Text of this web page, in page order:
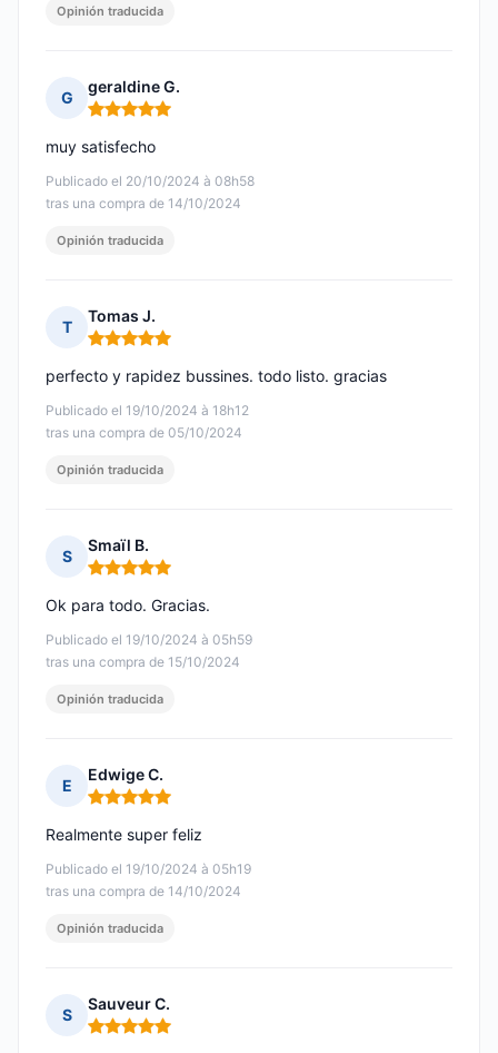
Opinión traducida
G
geraldine G.
Nota: 5 de 5
Publicado el 20/10/2024 à 08h58
tras una compra de 14/10/2024
muy satisfecho
Opinión traducida
T
Tomas J.
Nota: 5 de 5
Publicado el 19/10/2024 à 18h12
tras una compra de 05/10/2024
perfecto y rapidez bussines. todo listo. gracias
Opinión traducida
S
Smaïl B.
Nota: 5 de 5
Publicado el 19/10/2024 à 05h59
tras una compra de 15/10/2024
Ok para todo. Gracias.
Opinión traducida
E
Edwige C.
Nota: 5 de 5
Publicado el 19/10/2024 à 05h19
tras una compra de 14/10/2024
Realmente super feliz
Opinión traducida
S
Sauveur C.
Nota: 5 de 5